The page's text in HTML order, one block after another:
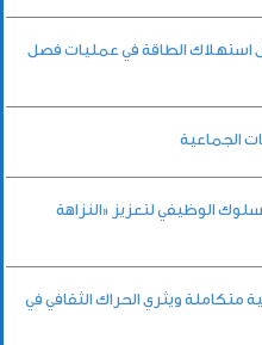
استهلاك الطاقة في عمليات فصل
الجماعية
الوظيفي لتعزيز «النزاهة
متكاملة ويثري الحراك الثقافي في